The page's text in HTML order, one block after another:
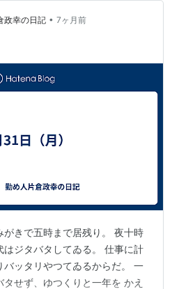
幸の日記 • 7ヶ月前
がきで五時まで居残り。 夜十時
はジタバタしてゐる。 仕事に計
バッタリやつてゐるからだ。 一
せず、ゆつくりと一年を かえ